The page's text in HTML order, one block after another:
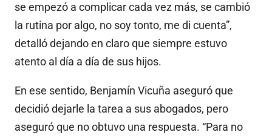
se empezó a complicar cada vez más, se cambió
la rutina por algo, no soy tonto, me di cuenta”,
detalló dejando en claro que siempre estuvo
atento al día a día de sus hijos.
En ese sentido, Benjamín Vicuña aseguró que
decidió dejarle la tarea a sus abogados, pero
aseguró que no obtuvo una respuesta. “Para no